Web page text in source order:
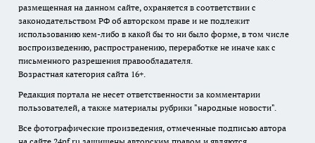
размещенная на данном сайте, охраняется в соответствии с
законодательством РФ об авторском праве и не подлежит
использованию кем-либо в какой бы то ни было форме, в том числе
воспроизведению, распространению, переработке не иначе как с
письменного разрешения правообладателя.
Возрастная категория сайта 16+.
Редакция портала не несет ответственности за комментарии
пользователей, а также материалы рубрики "народные новости".
Все фотографические произведения, отмеченные подписью автора